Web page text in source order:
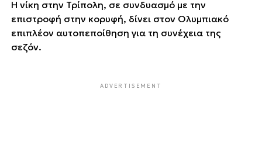
Η νίκη στην Τρίπολη, σε συνδυασμό με την
επιστροφή στην κορυφή, δίνει στον Ολυμπιακό
επιπλέον αυτοπεποίθηση για τη συνέχεια της
σεζόν.
ADVERTISEMENT